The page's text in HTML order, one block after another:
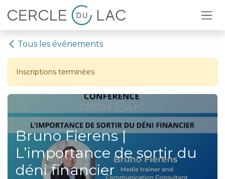
Se rendre au contenu
Tous les événements
Inscriptions terminées
Bruno Fierens |
L’importance de sortir du
déni financier